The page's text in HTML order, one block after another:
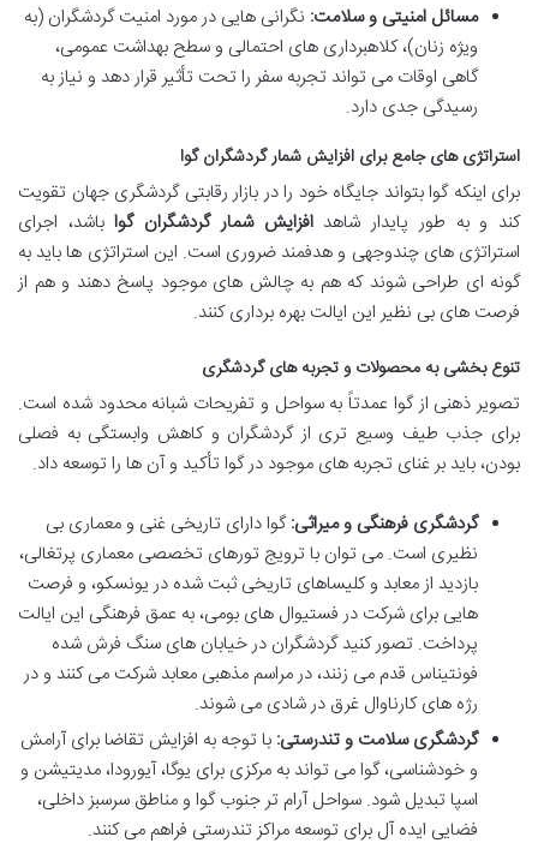
مسائل امنیتی و سلامت: نگرانی هایی در مورد امنیت گردشگران (به
ویژه زنان)، کلاهبرداری های احتمالی و سطح بهداشت عمومی،
گاهی اوقات می تواند تجربه سفر را تحت تأثیر قرار دهد و نیاز به
رسیدگی جدی دارد.
استراتژی های جامع برای افزایش شمار گردشگران گوا
برای اینکه گوا بتواند جایگاه خود را در بازار رقابتی گردشگری جهان تقویت
کند و به طور پایدار شاهدافزایش شمار گردشگران گواباشد، اجرای
استراتژی های چندوجهی و هدفمند ضروری است. این استراتژی ها باید به
گونه ای طراحی شوند که هم به چالش های موجود پاسخ دهند و هم از
فرصت های بی نظیر این ایالت بهره برداری کنند.
تنوع بخشی به محصولات و تجربه های گردشگری
تصویر ذهنی از گوا عمدتاً به سواحل و تفریحات شبانه محدود شده است.
برای جذب طیف وسیع تری از گردشگران و کاهش وابستگی به فصلی
بودن، باید بر غنای تجربه های موجود در گوا تأکید و آن ها را توسعه داد.
گردشگری فرهنگی و میراثی:گوا دارای تاریخی غنی و معماری بی
نظیری است. می توان با ترویج تورهای تخصصی معماری پرتغالی،
بازدید از معابد و کلیساهای تاریخی ثبت شده در یونسکو، و فرصت
هایی برای شرکت در فستیوال های بومی، به عمق فرهنگی این ایالت
پرداخت. تصور کنید گردشگران در خیابان های سنگ فرش شده
فونتیناس قدم می زنند، در مراسم مذهبی معابد شرکت می کنند و در
رژه های کارناوال غرق در شادی می شوند.
گردشگری سلامت و تندرستی: با توجه به افزایش تقاضا برای آرامش
و خودشناسی، گوا می تواند به مرکزی برای یوگا، آیورودا، مدیتیشن و
اسپا تبدیل شود. سواحل آرام تر جنوب گوا و مناطق سرسبز داخلی،
فضایی ایده آل برای توسعه مراکز تندرستی فراهم می کنند.